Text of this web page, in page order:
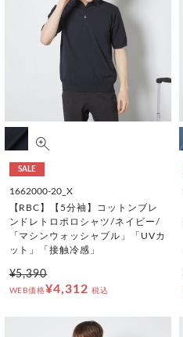
SALE
1662000-20_X
【RBC】【5分袖】コットンブレ
ンドレトロポロシャツ/ネイビー/
「マシンウォッシャブル」「UVカ
ット」「接触冷感」
¥5,390
WEB価格¥4,312 税込